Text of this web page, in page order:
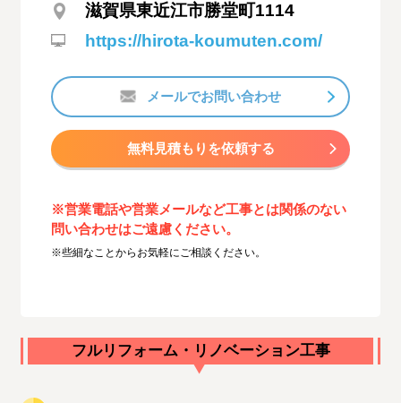
滋賀県東近江市勝堂町1114
https://hirota-koumuten.com/
メールでお問い合わせ
無料見積もりを依頼する
※営業電話や営業メールなど工事とは関係のない
問い合わせはご遠慮ください。
※些細なことからお気軽にご相談ください。
フルリフォーム・リノベーション工事